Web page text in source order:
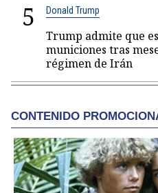
5 Donald Trump
Trump admite que
municiones tras
régimen de Irán